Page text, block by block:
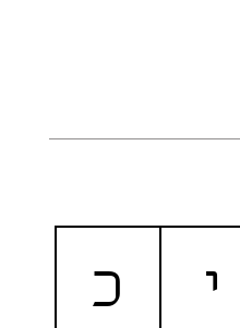
י
כ